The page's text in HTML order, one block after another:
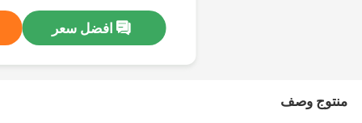
افضل سعر
منتوج وصف